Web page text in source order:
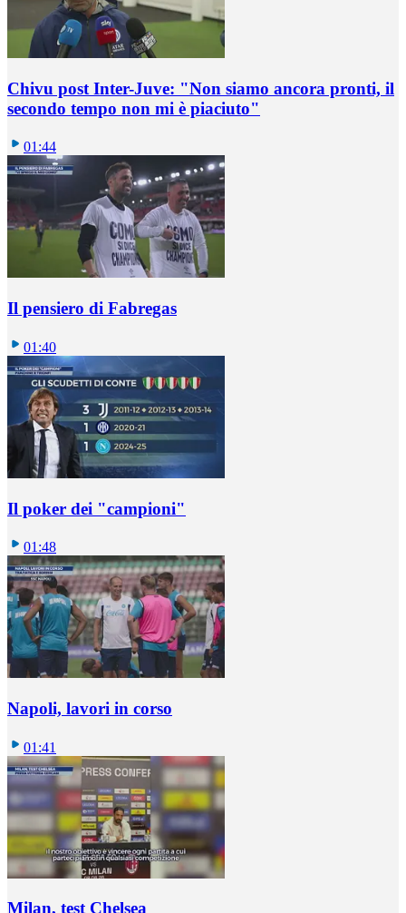
Chivu post Inter-Juve: "Non siamo ancora pronti, il
secondo tempo non mi è piaciuto"
01:44
Il pensiero di Fabregas
01:40
Il poker dei "campioni"
01:48
Napoli, lavori in corso
01:41
Milan, test Chelsea